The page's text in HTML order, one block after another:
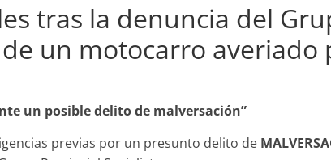
tras la denuncia del
un motocarro averiado
un posible delito de malversación”
previas por un presunto delito de